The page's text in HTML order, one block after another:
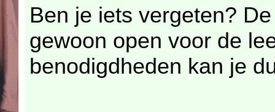
Ben je iets vergeten?
gewoon open voor de
benodigdheden kan je